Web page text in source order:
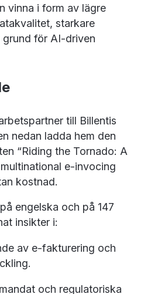
vinna i form av lägre
starkare
grund för AI-driven
till Billentis
nedan ladda hem den
“Riding the Tornado: A
e-invocing
kostnad.
engelska och på 147
insikter i:
av e-fakturering och
och regulatoriska